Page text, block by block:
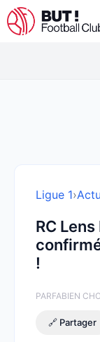
Aller
au
Ligue 1›
RC
!
PARFABIEN
🔗 Partager